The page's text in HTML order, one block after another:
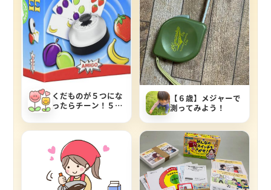
くだものが５つにな
ったらチーン！５ま
び
【６歳】メジャーで
測ってみよう！